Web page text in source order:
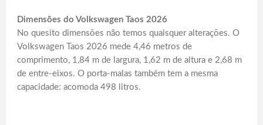
Dimensões do Volkswagen Taos 2026
No quesito dimensões não temos quaisquer alterações. O
Volkswagen Taos 2026 mede 4,46 metros de
comprimento, 1,84 m de largura, 1,62 m de altura e 2,68 m
de entre-eixos. O porta-malas também tem a mesma
capacidade: acomoda 498 litros.